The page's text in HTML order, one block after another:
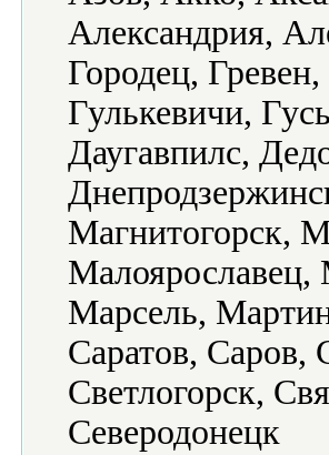
Александрия,
Городец,
Гулькевичи,
Даугавпилс,
Магнитогорск,
Марсель,
Саратов, Саров,
Светлогорск,
Северодонецк